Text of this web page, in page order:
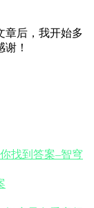
章后，我开始多
！